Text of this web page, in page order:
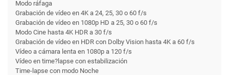
Modo ráfaga
Grabación de vídeo en 4K a 24, 25, 30 o 60 f/s
Grabación de vídeo en 1080p HD a 25, 30 o 60 f/s
Modo Cine hasta 4K HDR a 30 f/s
Grabación de vídeo en HDR con Dolby Vision hasta 4K a 60 f/s
Vídeo a cámara lenta en 1080p a 120 f/s
Vídeo en time?lapse con estabili­zación
Time-lapse con modo Noche